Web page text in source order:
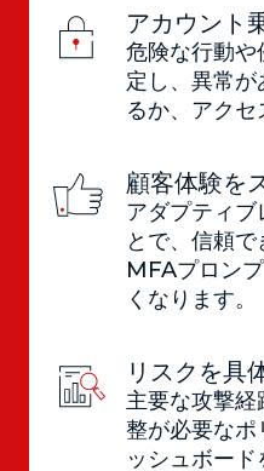
アカウント
危険な行動
定し、異常
るか、アクセ
顧客体験を
アダプティブ
とで、信頼
MFAプロン
くなります。
リスクを具
主要な攻撃
整が必要な
ッシュボード